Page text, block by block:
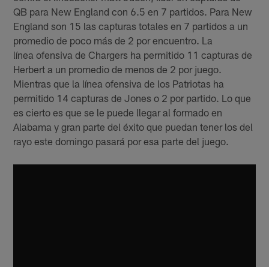
QB para New England con 6.5 en 7 partidos. Para New
England son 15 las capturas totales en 7 partidos a un
promedio de poco más de 2 por encuentro. La
línea ofensiva de Chargers ha permitido 11 capturas de
Herbert a un promedio de menos de 2 por juego.
Mientras que la línea ofensiva de los Patriotas ha
permitido 14 capturas de Jones o 2 por partido. Lo que
es cierto es que se le puede llegar al formado en
Alabama y gran parte del éxito que puedan tener los del
rayo este domingo pasará por esa parte del juego.